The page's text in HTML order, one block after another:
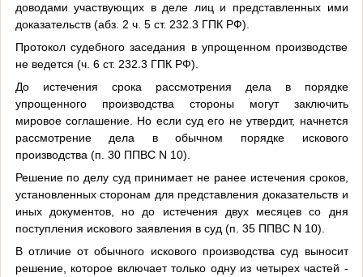
доводами участвующих в деле лиц и представленных ими
доказательств (абз. 2 ч. 5 ст. 232.3 ГПК РФ).
Протокол судебного заседания в упрощенном производстве
не ведется (ч. 6 ст. 232.3 ГПК РФ).
До истечения срока рассмотрения дела в порядке
упрощенного производства стороны могут заключить
мировое соглашение. Но если суд его не утвердит, начнется
рассмотрение дела в обычном порядке искового
производства (п. 30 ППВС N 10).
Решение по делу суд принимает не ранее истечения сроков,
установленных сторонам для представления доказательств и
иных документов, но до истечения двух месяцев со дня
поступления искового заявления в суд (п. 35 ППВС N 10).
В отличие от обычного искового производства суд выносит
решение, которое включает только одну из четырех частей -